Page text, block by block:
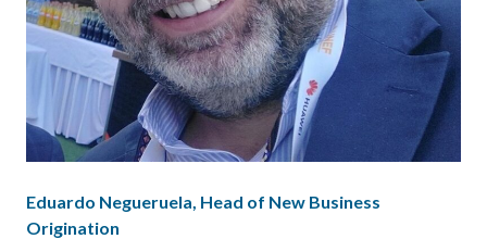
Eduardo Negueruela, Head of New Business
Origination